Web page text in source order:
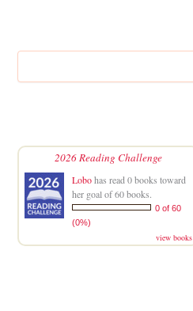
2026 Reading Challenge
Lobohas read 0 books toward
her goal of 60 books.
0 of 60
(0%)
view books